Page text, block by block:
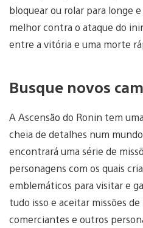
bloquear ou rolar para longe
melhor contra o ataque do
entre a vitória e uma morte
Busque novos
A Ascensão do Ronin tem
cheia de detalhes num
encontrará uma série de
personagens com os quais
emblemáticos para visitar e
tudo isso e aceitar missões
comerciantes e outros